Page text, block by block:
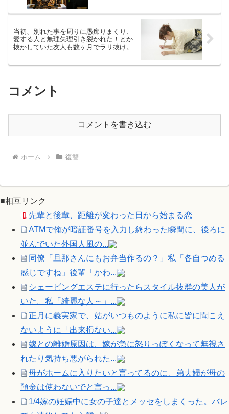
当初、別れた事を周りに愚痴りまくり、
愛する人と無理矢理引き裂かれた！とか
抜かしていた友人も数ヶ月でラリ抜け。
コメント
コメントを書き込む
ホーム 復讐
■相互リンク
先輩と後輩、距離が変わった日から始まる恋
ATMで俺が暗証番号を入力し終わった瞬間に、後ろに
並んでいた外国人風の...
同僚「旦那さんにもお弁当作るの？」私「各自つめる
感じですね」後輩「かわ...
シェービングエステに行ったらスタイル抜群の美人が
いた。私「綺麗な人～」...
正月に義実家で、姑がいつものように私に皆に聞こえ
ないように「出来損ない...
嫁との離婚原因は、嫁が急に怒りっぽくなって無視さ
れたり気持ち悪がられた...
母がホームに入りたいと言ってるのに、弟夫婦が母の
預金は使わないでと言っ...
1/4嫁の妊娠中に女の子達とメッセをしまくった。バレ